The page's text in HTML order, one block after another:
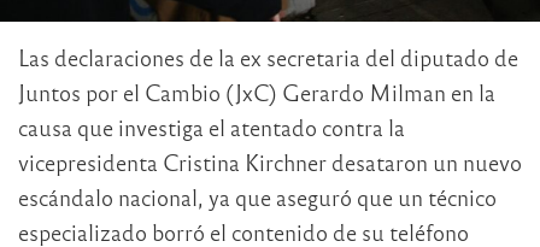
Las declaraciones de la ex secretaria del diputado de
Juntos por el Cambio (JxC) Gerardo Milman en la
causa que investiga el atentado contra la
vicepresidenta Cristina Kirchner desataron un nuevo
escándalo nacional, ya que aseguró que un técnico
especializado borró el contenido de su teléfono